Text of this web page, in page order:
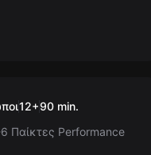
12+90 min.
Παίκτες Performance